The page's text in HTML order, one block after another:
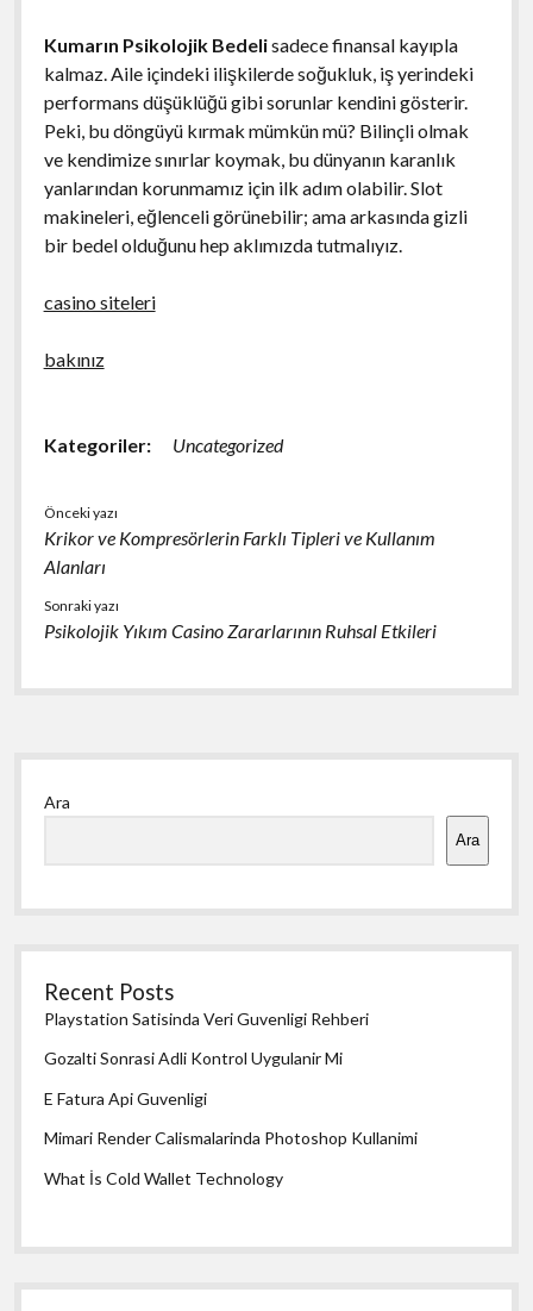
Kumarın Psikolojik Bedelisadece finansal kayıpla
kalmaz. Aile içindeki ilişkilerde soğukluk, iş yerindeki
performans düşüklüğü gibi sorunlar kendini gösterir.
Peki, bu döngüyü kırmak mümkün mü? Bilinçli olmak
ve kendimize sınırlar koymak, bu dünyanın karanlık
yanlarından korunmamız için ilk adım olabilir. Slot
makineleri, eğlenceli görünebilir; ama arkasında gizli
bir bedel olduğunu hep aklımızda tutmalıyız.
casino siteleri
bakınız
Kategoriler: Uncategorized
Önceki yazı
Krikor ve Kompresörlerin Farklı Tipleri ve Kullanım
Alanları
Sonraki yazı
Psikolojik Yıkım Casino Zararlarının Ruhsal Etkileri
Yan
Menü
Ara
Ara
Recent Posts
Playstation Satisinda Veri Guvenligi Rehberi
Gozalti Sonrasi Adli Kontrol Uygulanir Mi
E Fatura Api Guvenligi
Mimari Render Calismalarinda Photoshop Kullanimi
What İs Cold Wallet Technology